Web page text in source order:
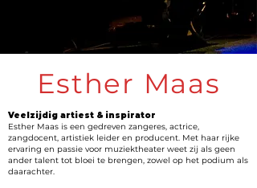
Esther Maas
Veelzijdig artiest & inspirator
Esther Maas is een gedreven zangeres, actrice,
zangdocent, artistiek leider en producent. Met haar rijke
ervaring en passie voor muziektheater weet zij als geen
ander talent tot bloei te brengen, zowel op het podium als
daarachter.